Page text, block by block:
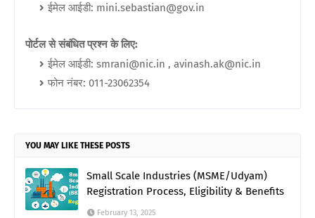
ईमेल आईडी: mini.sebastian@gov.in
पोर्टल से संबंधित प्रश्न के लिए:
ईमेल आईडी: smrani@nic.in , avinash.ak@nic.in
फोन नंबर: 011-23062354
YOU MAY LIKE THESE POSTS
Small Scale Industries (MSME/Udyam)
Registration Process, Eligibility & Benefits
February 13, 2025